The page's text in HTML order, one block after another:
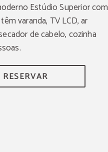
Estúdio Superior com
varanda, TV LCD, ar
de cabelo, cozinha
RESERVAR